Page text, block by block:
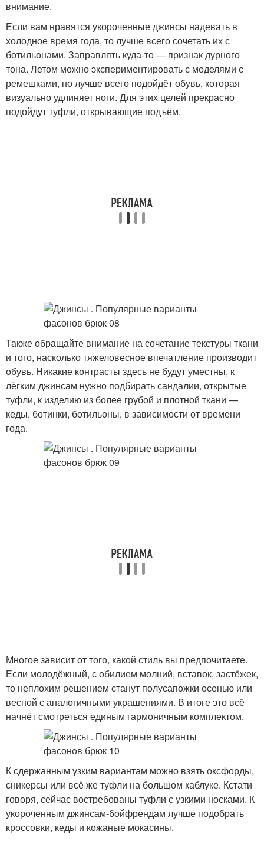
внимание.
Если вам нравятся укороченные джинсы надевать в
холодное время года, то лучше всего сочетать их с
ботильонами. Заправлять куда-то — признак дурного
тона. Летом можно экспериментировать с моделями с
ремешками, но лучше всего подойдёт обувь, которая
визуально удлиняет ноги. Для этих целей прекрасно
подойдут туфли, открывающие подъём.
Также обращайте внимание на сочетание текстуры ткани
и того, насколько тяжеловесное впечатление производит
обувь. Никакие контрасты здесь не будут уместны, к
лёгким джинсам нужно подбирать сандалии, открытые
туфли, к изделию из более грубой и плотной ткани —
кеды, ботинки, ботильоны, в зависимости от времени
года.
Многое зависит от того, какой стиль вы предпочитаете.
Если молодёжный, с обилием молний, вставок, застёжек,
то неплохим решением станут полусапожки осенью или
весной с аналогичными украшениями. В итоге это всё
начнёт смотреться единым гармоничным комплектом.
К сдержанным узким вариантам можно взять оксфорды,
сникерсы или всё же туфли на большом каблуке. Кстати
говоря, сейчас востребованы туфли с узкими носками. К
укороченным джинсам-бойфрендам лучше подобрать
кроссовки, кеды и кожаные мокасины.